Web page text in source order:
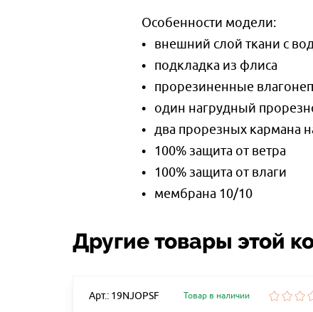
Особенности модели:
• внешний слой ткани с
• подкладка из флиса
• прорезиненные
• один нагрудный
• два прорезных кармана
• 100% защита от ветра
• 100% защита от влаги
• мембрана 10/10
Другие товары этой
Арт.: 19NJOPSF Товар в наличии